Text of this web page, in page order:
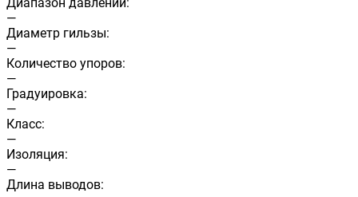
Диапазон давлений:
—
Диаметр гильзы:
—
Количество упоров:
—
Градуировка:
—
Класс:
—
Изоляция:
—
Длина выводов: